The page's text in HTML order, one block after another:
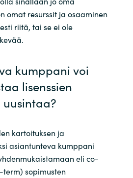
omat resurssit ja osaaminen
riitä, tai se ei ole
kumppani voi
lisenssien
kartoituksen ja
asiantunteva kumppani
eli co-
sopimusten